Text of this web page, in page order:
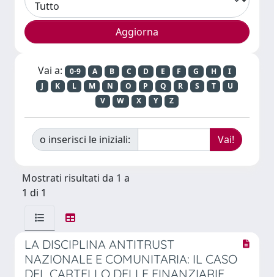
Vai a: 0-9 A B C D E F G H
I
J
K L M N O P Q R S T
U
V
W X Y Z
o inserisci le iniziali:
Mostrati risultati da 1 a
1 di 1
LA DISCIPLINA ANTITRUST
NAZIONALE E COMUNITARIA: IL CASO
DEL CARTELLO DELLE FINANZIARIE